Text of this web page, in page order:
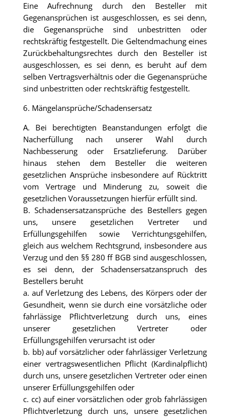
Eine Aufrechnung durch den Besteller mit
Gegenansprüchen ist ausgeschlossen, es sei denn,
die Gegenansprüche sind unbestritten oder
rechtskräftig festgestellt. Die Geltendmachung eines
Zurückbehaltungsrechtes durch den Besteller ist
ausgeschlossen, es sei denn, es beruht auf dem
selben Vertragsverhältnis oder die Gegenansprüche
sind unbestritten oder rechtskräftig festgestellt.
6. Mängelansprüche/Schadensersatz
A. Bei berechtigten Beanstandungen erfolgt die
Nacherfüllung nach unserer Wahl durch
Nachbesserung oder Ersatzlieferung. Darüber
hinaus stehen dem Besteller die weiteren
gesetzlichen Ansprüche insbesondere auf Rücktritt
vom Vertrage und Minderung zu, soweit die
gesetzlichen Voraussetzungen hierfür erfüllt sind.
B. Schadensersatzansprüche des Bestellers gegen
uns, unsere gesetzlichen Vertreter und
Erfüllungsgehilfen sowie Verrichtungsgehilfen,
gleich aus welchem Rechtsgrund, insbesondere aus
Verzug und den §§ 280 ff BGB sind ausgeschlossen,
es sei denn, der Schadensersatzanspruch des
Bestellers beruht
a. auf Verletzung des Lebens, des Körpers oder der
Gesundheit, wenn sie durch eine vorsätzliche oder
fahrlässige Pflichtverletzung durch uns, eines
unserer gesetzlichen Vertreter oder
Erfüllungsgehilfen verursacht ist oder
b. bb) auf vorsätzlicher oder fahrlässiger Verletzung
einer vertragswesentlichen Pflicht (Kardinalpflicht)
durch uns, unsere gesetzlichen Vertreter oder einen
unserer Erfüllungsgehilfen oder
c. cc) auf einer vorsätzlichen oder grob fahrlässigen
Pflichtverletzung durch uns, unsere gesetzlichen